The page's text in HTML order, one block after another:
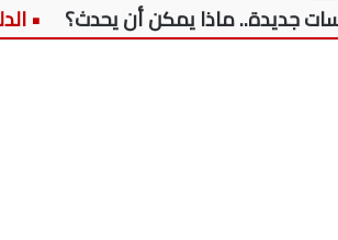
ماذا يمكن أن يحدث؟